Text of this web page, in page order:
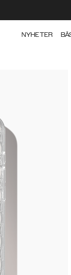
NYHETER